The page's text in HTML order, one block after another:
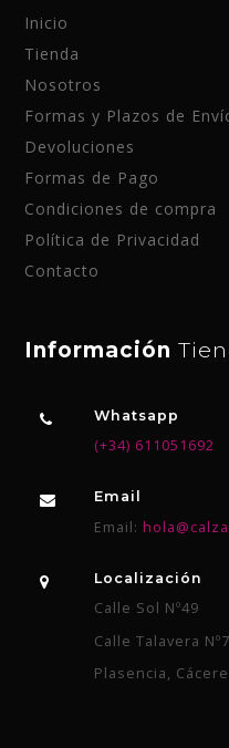
Inicio
Tienda
Nosotros
Formas y Plazos de
Devoluciones
Formas de Pago
Condiciones de compra
Política de Privacidad
Contacto
Información
Whatsapp
(+34) 611051692
Email
Email:
Localización
Calle Sol Nº49
Calle Talavera Nº7
Plasencia,